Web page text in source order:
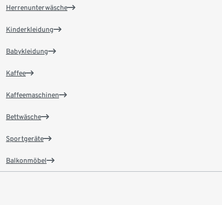
Herrenunterwäsche
Kinderkleidung
Babykleidung
Kaffee
Kaffeemaschinen
Bettwäsche
Sportgeräte
Balkonmöbel